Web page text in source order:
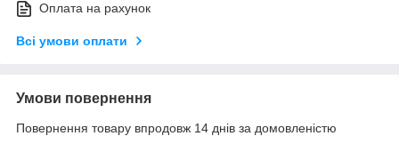
Оплата на рахунок
Всі умови оплати
Умови повернення
Повернення товару впродовж 14 днів за домовленістю